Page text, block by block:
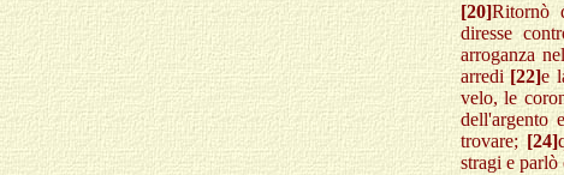
[20]Ritornò
diresse
arroganza
arredi[22]e
velo, le
dell'argento
trovare; [24]
stragi e parlò